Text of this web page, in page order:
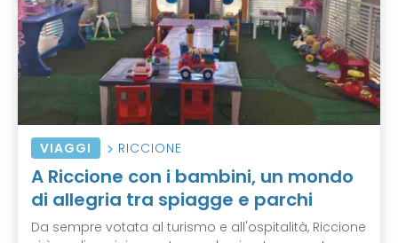
VIAGGI RICCIONE
A Riccione con i bambini, un mondo
di allegria tra spiagge e parchi
Da sempre votata al turismo e all'ospitalità, Riccione